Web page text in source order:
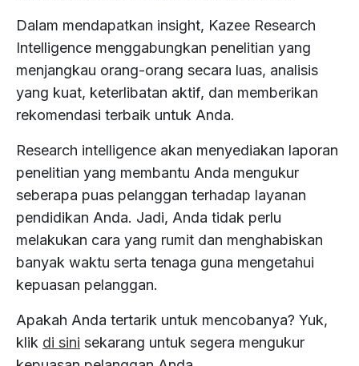
Dalam mendapatkan insight, Kazee Research
Intelligence menggabungkan penelitian yang
menjangkau orang-orang secara luas, analisis
yang kuat, keterlibatan aktif, dan memberikan
rekomendasi terbaik untuk Anda.
Research intelligence akan menyediakan laporan
penelitian yang membantu Anda mengukur
seberapa puas pelanggan terhadap layanan
pendidikan Anda. Jadi, Anda tidak perlu
melakukan cara yang rumit dan menghabiskan
banyak waktu serta tenaga guna mengetahui
kepuasan pelanggan.
Apakah Anda tertarik untuk mencobanya? Yuk,
klik di sini sekarang untuk segera mengukur